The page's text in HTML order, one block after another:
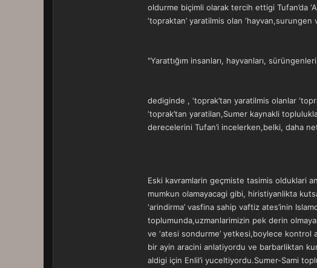
oldurme biçimli olarak tercih ettigi Tufan’da
‘topraktan’ yaratilmis olan
"Yarattığım insanları, hayvanları,
dediginde , ‘toprak’tan yaratilmis olanlar
‘toprak’tan yaratilan,Sumer kaynakli
derecelerini Tufan’i incelerken,belki, daha
Eski kavramlarin geçmiste tasimis olduklari
mumkun olamayacagi gibi, hiristiyanlikta
‘arindirma’ vasfina sahip vaftiz ates’inin
toplumunda,uzmanlarimizin pek derin
ve ‘atesi sondurme’ yetkesi,boylece
bir ayin aracini anlatiyordu ve barbarliktan
aldigi için Enlil’i yuceltiyordu.Sumer-Sami